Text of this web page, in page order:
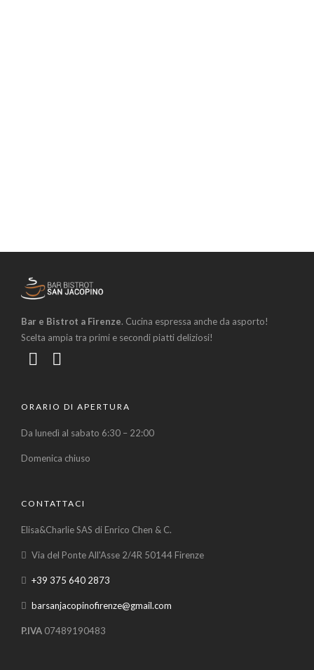
Bar e Bistrot a Firenze. Cucina espressa anche da asporto!
Scelta ampia tra primi e secondi piatti deliziosi!
ORARIO DI APERTURA
Da lunedì al sabato 6:30 – 22:00
Domenica chiuso
CONTATTACI
Elisa&Charlie SAS di Enrico Chen & C.
Via del Ponte All'Asse 2/4R 50144 Firenze
+39 375 640 2873
barsanjacopinofirenze@gmail.com
P.IVA 07489190483